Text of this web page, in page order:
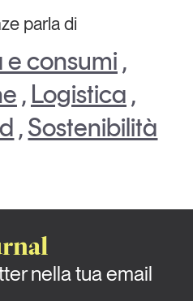
parla di
e consumi ,
, Logistica ,
,Sostenibilità
nella tua email